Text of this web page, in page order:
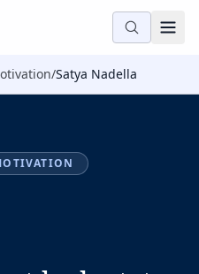
/Satya Nadella